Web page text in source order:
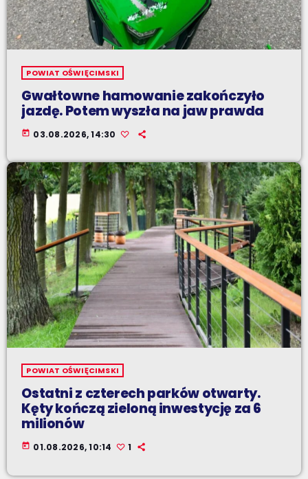
POWIAT OŚWIĘCIMSKI
Gwałtowne hamowanie zakończyło
jazdę. Potem wyszła na jaw prawda
today 03.08.2026, 14:30
POWIAT OŚWIĘCIMSKI
Ostatni z czterech parków otwarty.
Kęty kończą zieloną inwestycję za 6
milionów
today 01.08.2026, 10:14 1